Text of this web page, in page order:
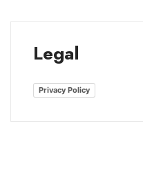
Legal
Privacy Policy